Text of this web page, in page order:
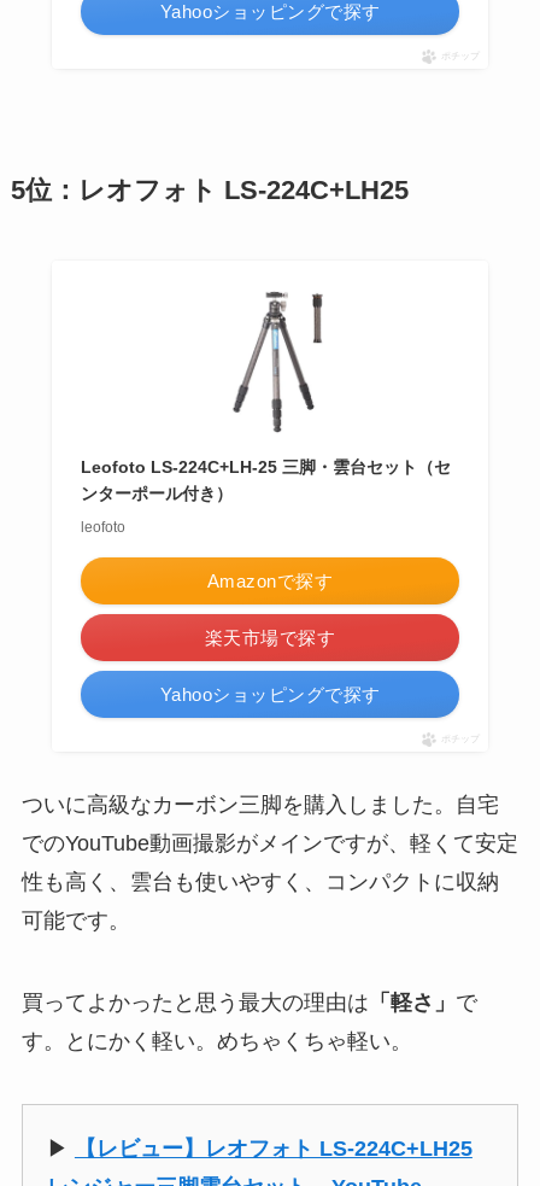
Yahooショッピングで探す
ポチップ
5位：レオフォト LS-224C+LH25
Leofoto LS-224C+LH-25 三脚・雲台セット（セ
ンターポール付き）
leofoto
Amazonで探す
楽天市場で探す
Yahooショッピングで探す
ポチップ
ついに高級なカーボン三脚を購入しました。自宅
でのYouTube動画撮影がメインですが、軽くて安定
性も高く、雲台も使いやすく、コンパクトに収納
可能です。
買ってよかったと思う最大の理由は 「軽さ」 で
す。とにかく軽い。めちゃくちゃ軽い。
▶︎
【レビュー】レオフォト LS-224C+LH25